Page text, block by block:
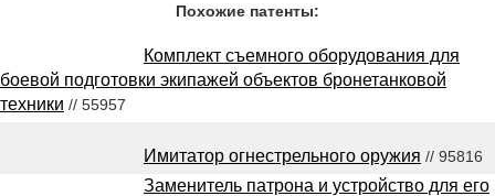
Похожие патенты:
Комплект съемного оборудования для
боевой подготовки экипажей объектов бронетанковой
техники // 55957
Имитатор огнестрельного оружия // 95816
Заменитель патрона и устройство для его